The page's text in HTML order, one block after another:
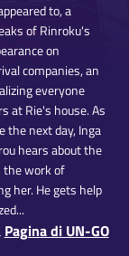
to, a
of Rinroku's
on
companies, an
everyone
at Rie's house. As
the next day, Inga
hears about the
the work of
her. He gets help
Pagina di UN-GO